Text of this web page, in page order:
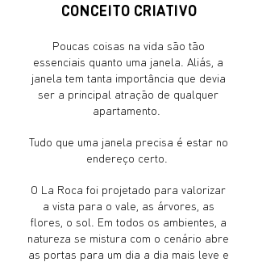
CONCEITO CRIATIVO
Poucas coisas na vida são tão
essenciais quanto uma janela. Aliás, a
janela tem tanta importância que devia
ser a principal atração de qualquer
apartamento.
Tudo que uma janela precisa é estar no
endereço certo.
O La Roca foi projetado para valorizar
a vista para o vale, as árvores, as
flores, o sol. Em todos os ambientes, a
natureza se mistura com o cenário abre
as portas para um dia a dia mais leve e